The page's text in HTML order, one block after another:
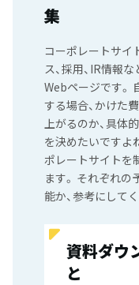
集
コーポレートサイ
ス、採用、IR情報
Webページです。
する場合、かけた
上がるのか、具体
を決めたいですよ
ポレートサイトを
ます。 それぞれ
能か、参考にして
資料ダウ
と